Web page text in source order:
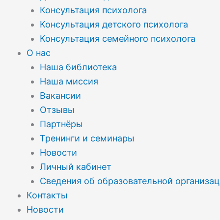
Консультация психолога
Консультация детского психолога
Консультация семейного психолога
О нас
Наша библиотека
Наша миссия
Вакансии
Отзывы
Партнёры
Тренинги и семинары
Новости
Личный кабинет
Сведения об образовательной
Контакты
Новости